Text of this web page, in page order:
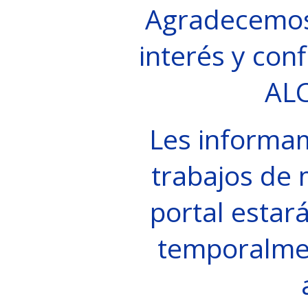
interés y
Les
trabajos de
portal